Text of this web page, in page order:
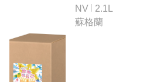
NV
2.1L
蘇格蘭